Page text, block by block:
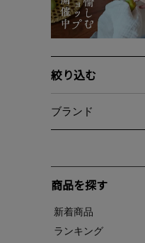
絞り込む
ブランド
商品を探す
新着商品
ランキング